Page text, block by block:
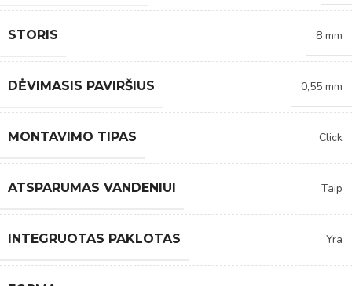
STORIS 8 mm
DĖVIMASIS PAVIRŠIUS 0,55 mm
MONTAVIMO TIPAS Click
ATSPARUMAS VANDENIUI Taip
INTEGRUOTAS PAKLOTAS Yra